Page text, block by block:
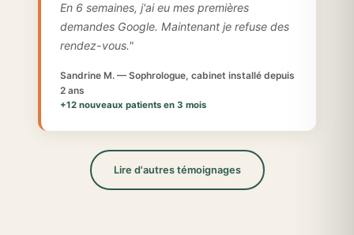
En 6 semaines, j'ai eu mes premières
demandes Google. Maintenant je refuse des
rendez-vous."
Sandrine M. — Sophrologue, cabinet installé depuis
2 ans
+12 nouveaux patients en 3 mois
Lire d'autres témoignages